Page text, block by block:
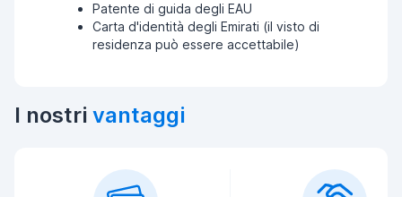
Patente di guida degli EAU
Carta d'identità degli Emirati (il visto di
residenza può essere accettabile)
I nostri vantaggi